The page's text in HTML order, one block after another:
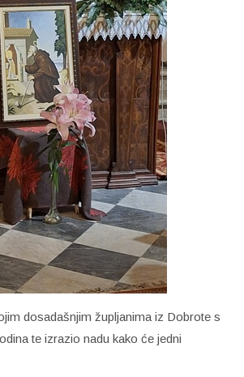
dosadašnjim župljanima iz Dobrote s
te izrazio nadu kako će jedni